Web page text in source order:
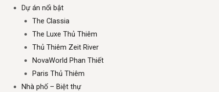
Dự án nổi bật
The Classia
The Luxe Thủ Thiêm
Thủ Thiêm Zeit River
NovaWorld Phan Thiết
Paris Thủ Thiêm
Nhà phố – Biệt thự